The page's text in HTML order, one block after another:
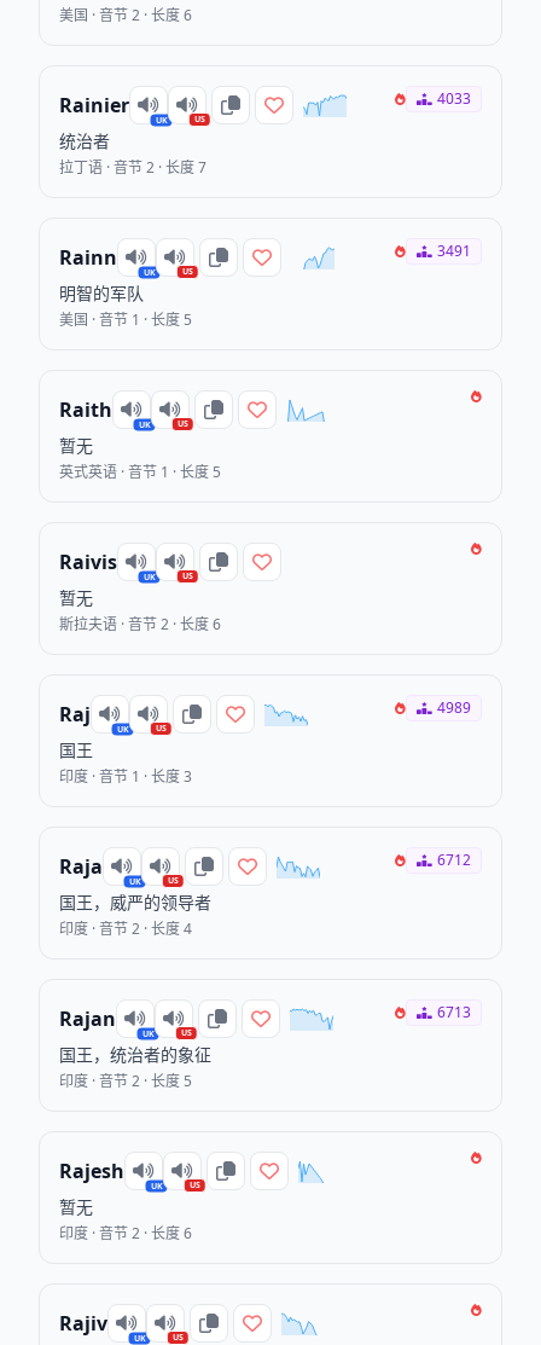
美国 · 音节 2 · 长度 6
Rainier
UK US
统治者
拉丁语 · 音节 2 · 长度 7
4033
Rainn
UK US
明智的军队
美国 · 音节 1 · 长度 5
3491
Raith
UK US
暂无
英式英语 · 音节 1 · 长度 5
Raivis
UK US
暂无
斯拉夫语 · 音节 2 · 长度 6
Raj
UK US
国王
印度 · 音节 1 · 长度 3
4989
Raja
UK US
国王，威严的领导者
印度 · 音节 2 · 长度 4
6712
Rajan
UK US
国王，统治者的象征
印度 · 音节 2 · 长度 5
6713
Rajesh
UK US
暂无
印度 · 音节 2 · 长度 6
Rajiv
UK US